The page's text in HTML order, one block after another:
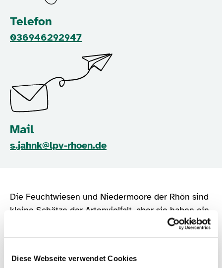
Diese Webseite verwendet Cookies
Telefon
036946292947
Mail
s.jahnk@lpv-rhoen.de
Die Feuchtwiesen und Niedermoore der Rhön sind
kleine Schätze der Artenvielfalt, aber sie haben ein
Problem: Für die meisten Mahd-Geräte sind sie viel
zu empfindlich.
Deshalb setzen wir bei dieser Mitmachaktion auf